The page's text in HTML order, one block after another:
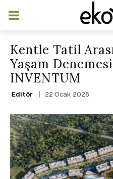
Kentle Tatil
Yaşam
INVENTUM
Editör 22 Ocak 2026